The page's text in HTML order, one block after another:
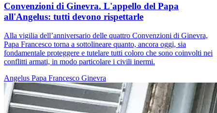
Convenzioni di Ginevra. L'appello del Papa
all'Angelus: tutti devono rispettarle
Alla vigilia dell’anniversario delle quattro Convenzioni di Ginevra,
Papa Francesco torna a sottolineare quanto, ancora oggi, sia
fondamentale proteggere e tutelare tutti coloro che sono coinvolti nei
conflitti armati, in modo particolare i civili inermi.
Angelus Papa Francesco Ginevra